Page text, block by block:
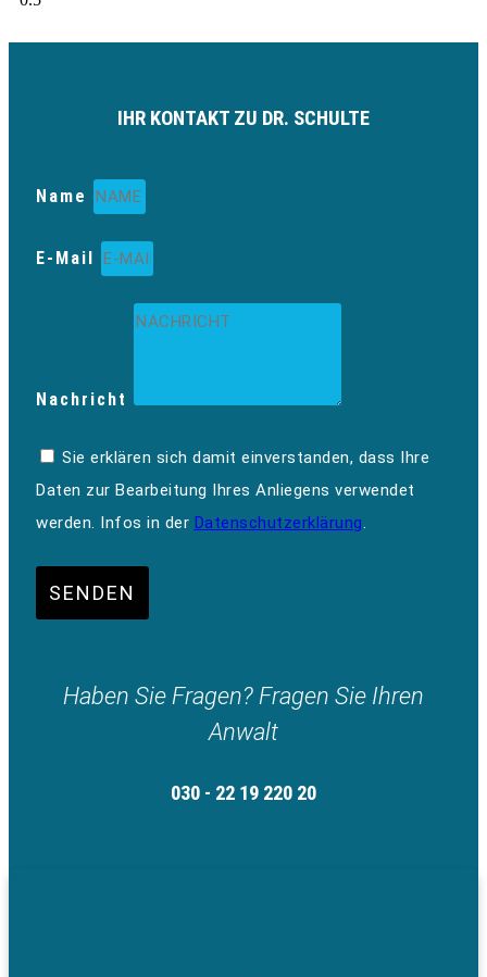
IHR KONTAKT ZU DR. SCHULTE
Name
E-Mail
Nachricht
Sie erklären sich damit einverstanden, dass Ihre
Daten zur Bearbeitung Ihres Anliegens verwendet
werden. Infos in der Datenschutzerklärung.
SENDEN
Haben Sie Fragen? Fragen Sie Ihren
Anwalt
030 - 22 19 220 20